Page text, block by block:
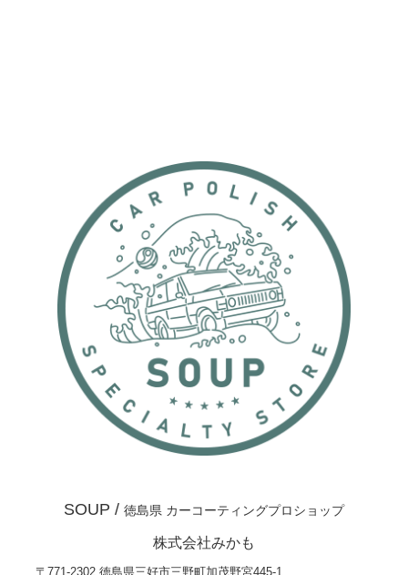
SOUP / 徳島県 カーコーティングプロショップ
株式会社みかも
〒771-2302 徳島県三好市三野町加茂野宮445-1